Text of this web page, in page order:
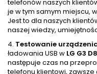
telefonów naszych
je w tym samym miejscu,
Jest to dla naszych
naszej wiedzy,
4. Testowanie
ładowania USB w LG G3
następuje czas na
telefonu klientowi, zawsze